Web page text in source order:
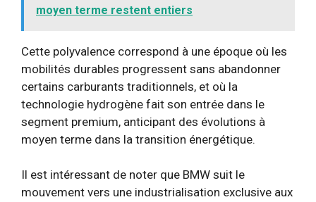
moyen terme restent entiers
Cette polyvalence correspond à une époque où les
mobilités durables progressent sans abandonner
certains carburants traditionnels, et où la
technologie hydrogène fait son entrée dans le
segment premium, anticipant des évolutions à
moyen terme dans la transition énergétique.
Il est intéressant de noter que BMW suit le
mouvement vers une industrialisation exclusive aux